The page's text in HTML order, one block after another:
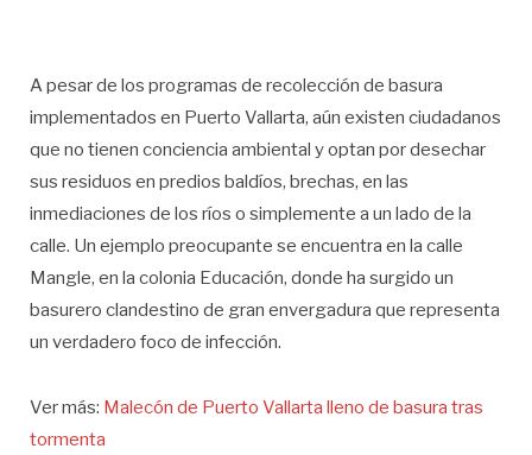
A pesar de los programas de recolección de basura
implementados en Puerto Vallarta, aún existen ciudadanos
que no tienen conciencia ambiental y optan por desechar
sus residuos en predios baldíos, brechas, en las
inmediaciones de los ríos o simplemente a un lado de la
calle. Un ejemplo preocupante se encuentra en la calle
Mangle, en la colonia Educación, donde ha surgido un
basurero clandestino de gran envergadura que representa
un verdadero foco de infección.
Ver más: Malecón de Puerto Vallarta lleno de basura tras
tormenta